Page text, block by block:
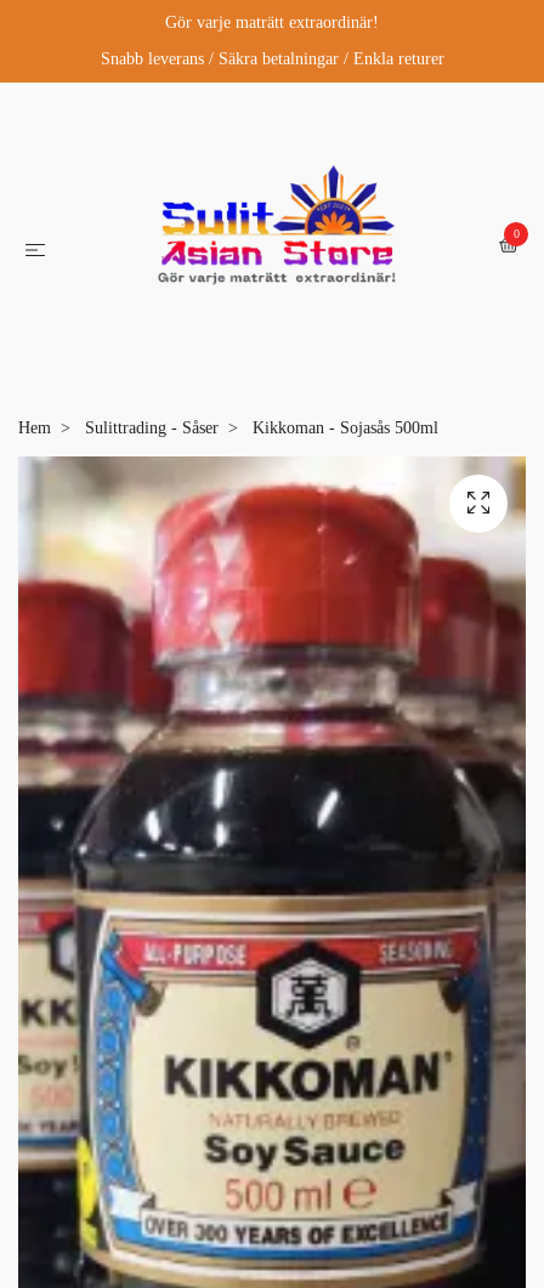
Gör varje maträtt extraordinär!
Snabb leverans / Säkra betalningar / Enkla returer
0
Hem Sulittrading - Såser Kikkoman - Sojasås 500ml